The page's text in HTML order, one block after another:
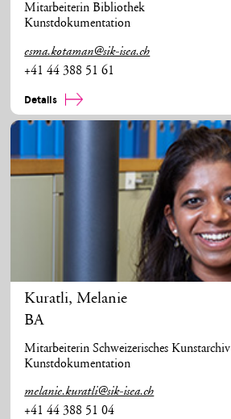
Mitarbeiterin Bibliothek
Kunstdokumentation
esma.kotaman@sik-isea.ch
+41 44 388 51 61
Details
Kuratli,Melanie
BA
Mitarbeiterin Schweizerisches Kunstarchiv
Kunstdokumentation
melanie.kuratli@sik-isea.ch
+41 44 388 51 04